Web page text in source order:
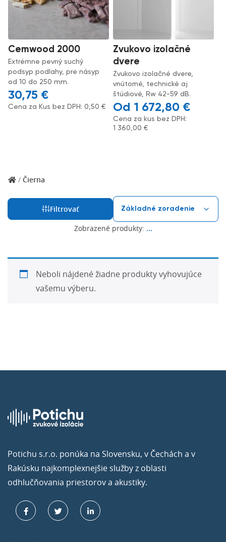
Cemwood 2000
Extrémne pevný suchý
podsyp podlahy, pre násyp
od 10 do 250 mm.
30,75 €
Cena za Kus bez DPH: 0,50 €
Zvukovo izolačné
dvere
Zvukovo izolačné dvere,
vnútorné, technické aj
štúdiové, Rw 42-59 dB.
1 672,80 €
Cena za kus bez DPH:
1 360,00 €
/ Čierna
Filtrovať
Zobrazené produkty: ...
Neboli nájdené žiadne produkty vyhovujúce
vašemu výberu.
Potichu s.r.o. ponúka na Slovensku, v Čechách a v
Rakúsku najkomplexnejšie služby z oblasti
odhlučňovania priestorov a akustiky.